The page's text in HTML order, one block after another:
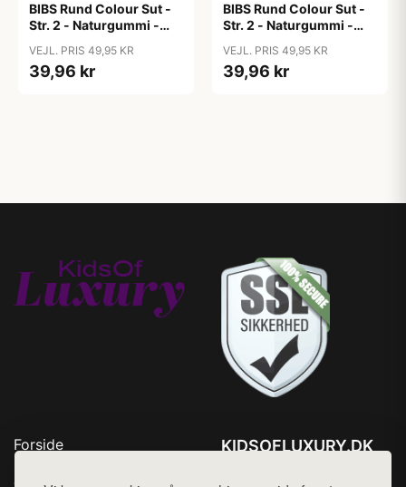
BIBS Rund Colour Sut -
Str. 2 - Naturgummi -
Pink/Coral
VEJL. PRIS 49,95 KR
39,96 kr
BIBS Rund Colour Sut -
Str. 2 - Naturgummi -
Blush/Woodchuck
VEJL. PRIS 49,95 KR
39,96 kr
Forside
KIDSOFLUXURY.DK